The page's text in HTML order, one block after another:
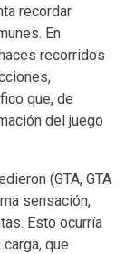
recordar
En
recorridos
que, de
del juego
(GTA, GTA
sensación,
Esto ocurría
que